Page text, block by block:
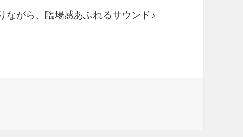
ながら、臨場感あふれるサウンド♪